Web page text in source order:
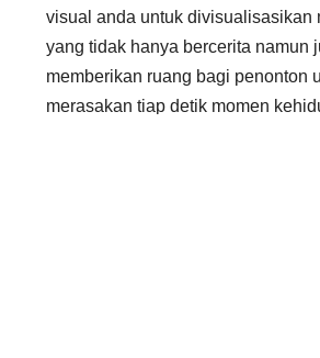
visual anda untuk divisualisasikan
yang tidak hanya bercerita namun
memberikan ruang bagi penonton
merasakan tiap detik momen